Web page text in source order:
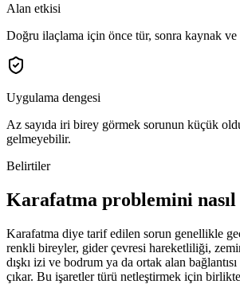
Alan etkisi
Doğru ilaçlama için önce tür, sonra kaynak ve
Uygulama dengesi
Az sayıda iri birey görmek sorunun küçük
gelmeyebilir.
Belirtiler
Karafatma problemini nasıl
Karafatma diye tarif edilen sorun genellikle
renkli bireyler, gider çevresi hareketliliği,
dışkı izi ve bodrum ya da ortak alan
çıkar. Bu işaretler türü netleştirmek için